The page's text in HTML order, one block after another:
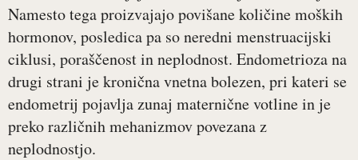
Namesto tega proizvajajo povišane količine moških
hormonov, posledica pa so neredni menstruacijski
ciklusi, poraščenost in neplodnost. Endometrioza na
drugi strani je kronična vnetna bolezen, pri kateri se
endometrij pojavlja zunaj maternične votline in je
preko različnih mehanizmov povezana z
neplodnostjo.